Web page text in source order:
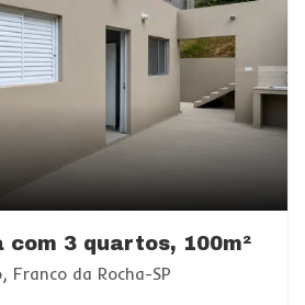
com 3 quartos, 100m²
Franco da Rocha-SP